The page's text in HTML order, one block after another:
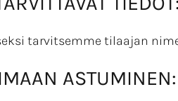
tarvitsemme tilaajan
ASTUMINEN: